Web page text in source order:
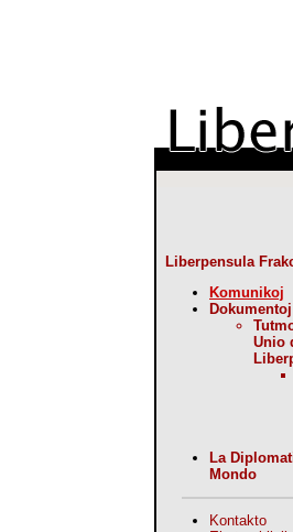
Liberpensula
Komunikoj
Dokumentoj
Unio
La
Mondo
Kontakto